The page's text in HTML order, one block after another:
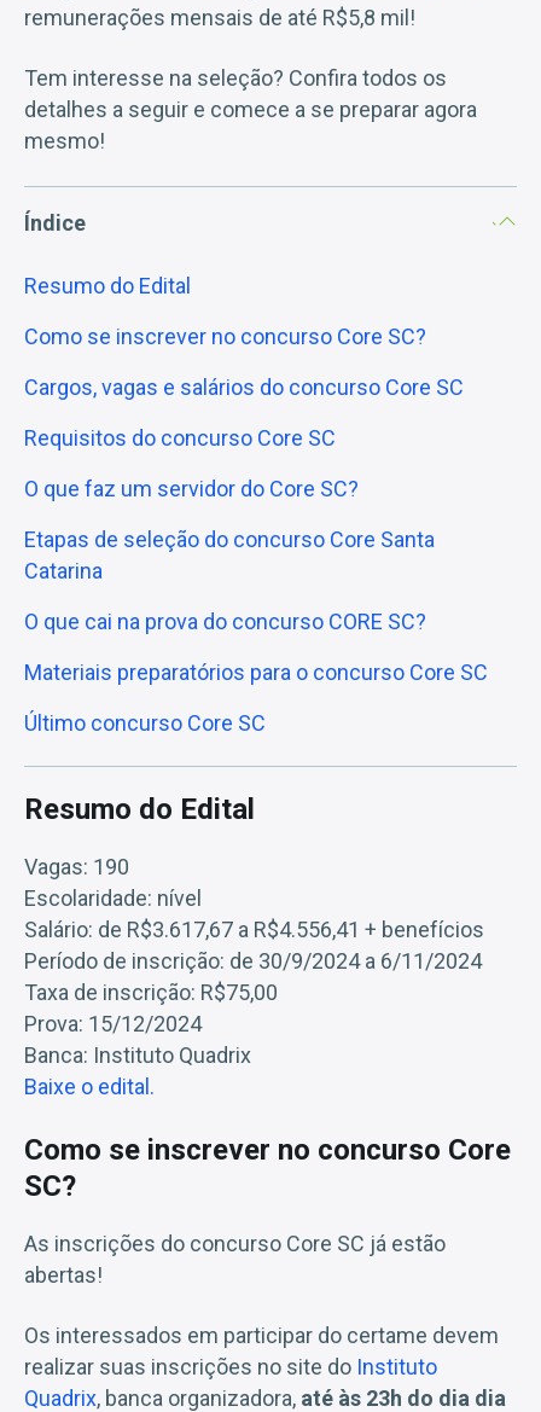
remunerações mensais de até R$5,8 mil!
Tem interesse na seleção? Confira todos os
detalhes a seguir e comece a se preparar agora
mesmo!
Índice
Resumo do Edital
Como se inscrever no concurso Core SC?
Cargos, vagas e salários do concurso Core SC
Requisitos do concurso Core SC
O que faz um servidor do Core SC?
Etapas de seleção do concurso Core Santa
Catarina
O que cai na prova do concurso CORE SC?
Materiais preparatórios para o concurso Core SC
Último concurso Core SC
Resumo do Edital
Vagas: 190
Escolaridade: nível
Salário: de R$3.617,67 a R$4.556,41 + benefícios
Período de inscrição: de 30/9/2024 a 6/11/2024
Taxa de inscrição: R$75,00
Prova: 15/12/2024
Banca: Instituto Quadrix
Baixe o edital.
Como se inscrever no concurso Core
SC?
As inscrições do concurso Core SC já estão
abertas!
Os interessados em participar do certame devem
realizar suas inscrições no site do Instituto
Quadrix, banca organizadora, até às 23h do dia dia